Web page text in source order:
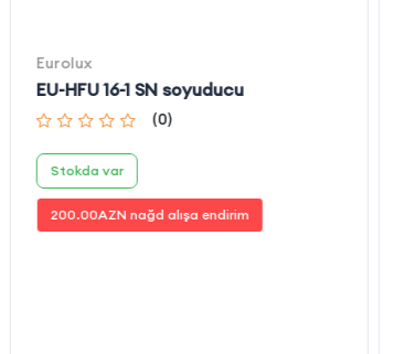
Eurolux
EU-HFU 16-1 SN soyuducu
(0)
Stokda var
200.00AZN nağd alışa endirim